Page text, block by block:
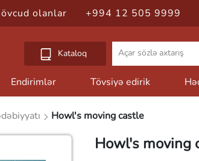
olanlar +994 12 505 9999
Kataloq
Endirimlər Tövsiyə edirik
Howl's moving castle
Howl's moving